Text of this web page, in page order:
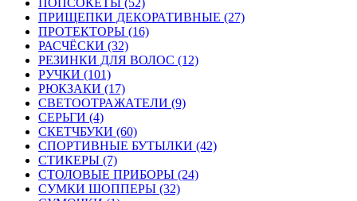
ПРИЩЕПКИ ДЕКОРАТИВНЫЕ (27)
ПРОТЕКТОРЫ (16)
РАСЧЁСКИ (32)
РЕЗИНКИ ДЛЯ ВОЛОС (12)
РУЧКИ (101)
РЮКЗАКИ (17)
СВЕТООТРАЖАТЕЛИ (9)
СЕРЬГИ (4)
СКЕТЧБУКИ (60)
СПОРТИВНЫЕ БУТЫЛКИ (42)
СТИКЕРЫ (7)
СТОЛОВЫЕ ПРИБОРЫ (24)
СУМКИ ШОППЕРЫ (32)